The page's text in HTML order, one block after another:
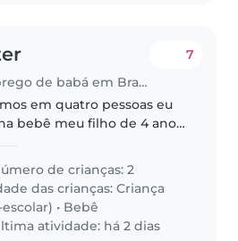
Emprego de babá em Brasília
7
em quatro pessoas eu
bebê meu filho de 4 anos
não preciso de ajuda.
de ajuda com a bebê ela
calma um amor. Mas..
de crianças: 2
das crianças:Criança
• Bebê
atividade: há 2 dias